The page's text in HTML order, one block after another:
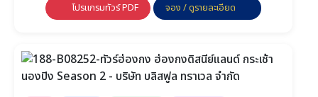
โปรแกรมทัวร์ PDF จอง / ดูรายละเอียด